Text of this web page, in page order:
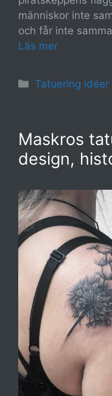
människor inte
och får inte
Läs mer
Kategorier
Tatuering
Maskros
design,